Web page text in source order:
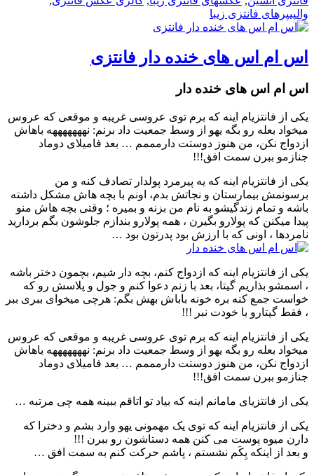
والپیپرهای فانتزی زیبا
اس ام اس های خنده دار فانتزی
اس ام اس های خنده دار
یکی از فانتزیام اینه که برم توی عروسی غریبه و موقعی که عروس
میخواد بعله رو بگه یهو از وسط جمعیت داد برنم: نهههههههه باهاش
ازدواج نکن، من هنوز دوستت دارمممم … بعد فامیلای دوماد
جنازمو ببرن سمت افق!!!
یکی از فانتزیام اینه که یه پیرمرد پولدار تصادف کنه و من
برسونمش بیمارستان و نجاتش بدم، اونم با بچه هاش مشکل داشته
باشه و تمام زندگیشو به نام من بزنه و بمیره ؛ وقتی بچه هاش منو
پیدا میکنن که پولارو بگیرن ، همه پولارو بندازم جلوشون بگم بردارید
نامردها ، اونی که با ارزش بود پدرتون بود …
یکی از فانتزیام اینه که ازدواج کنم، بچه دار شیم، بچمون دختر باشه
، اسمشو بذاریم گیتا، بعد با زنم دعوا کنم و جول و پلاسش رو که
خواست جمع کنه بره خونه باباش بهش بگم: هرچی میخوای ببری ببر
، فقط گیتارو با خودت نبر !!!
یکی از فانتزیام اینه که برم توی عروسی غریبه و موقعی که عروس
میخواد بعله رو بگه یهو از وسط جمعیت داد برنم: نهههههههه باهاش
ازدواج نکن، من هنوز دوستت دارمممم … بعد فامیلای دوماد
جنازمو ببرن سمت افق!!!
یکی از فانتزیای مامانم اینه که بیاد تو اتاقم ببینه همه چی مرتبه …
یکی از فانتزیام اینه که توی یک مهمونی یهو وارد بشم و دخترا که
دارن میوه پوست می کنن همه دستاشون رو ببرن !!!
و بعد از اینکه یِکَم نشستم ، پاشم حرکت کنم به سمت افق …